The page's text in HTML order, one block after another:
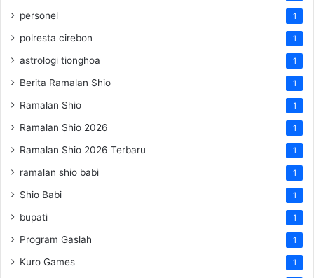
personel 1
polresta cirebon 1
astrologi tionghoa 1
Berita Ramalan Shio 1
Ramalan Shio 1
Ramalan Shio 2026 1
Ramalan Shio 2026 Terbaru 1
ramalan shio babi 1
Shio Babi 1
bupati 1
Program Gaslah 1
Kuro Games 1